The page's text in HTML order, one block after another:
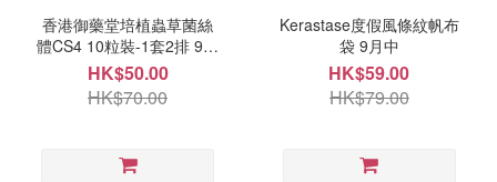
香港御藥堂培植蟲草菌絲
體CS4 10粒裝-1套2排 9月
中
HK$50.00
HK$70.00
Kerastase度假風條紋帆布
袋 9月中
HK$59.00
HK$79.00